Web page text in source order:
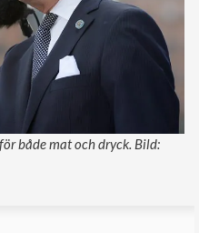
både mat och dryck. Bild: